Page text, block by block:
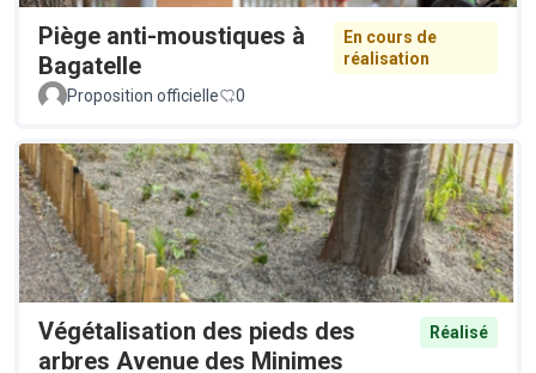
Piège anti-moustiques à
Bagatelle
En cours de
réalisation
Proposition officielle
0
Végétalisation des pieds des
arbres Avenue des Minimes
Réalisé